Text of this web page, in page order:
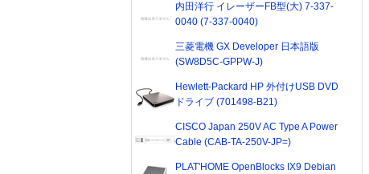
内田洋行 イレーザーFB型(大) 7-337-
0040 (7-337-0040)
三菱電機 GX Developer 日本語版
(SW8D5C-GPPW-J)
Hewlett-Packard HP 外付けUSB DVD
ドライブ (701498-B21)
CISCO Japan 250V AC Type A Power
Cable (CAB-TA-250V-JP=)
PLAT'HOME OpenBlocks IX9 Debian